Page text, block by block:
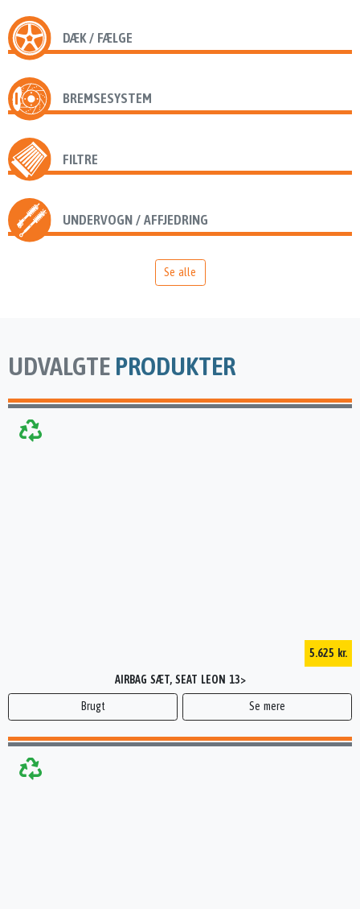
DÆK / FÆLGE
BREMSESYSTEM
FILTRE
UNDERVOGN / AFFJEDRING
Se alle
UDVALGTE PRODUKTER
5.625 kr.
AIRBAG SÆT, SEAT LEON 13>
Brugt Se mere